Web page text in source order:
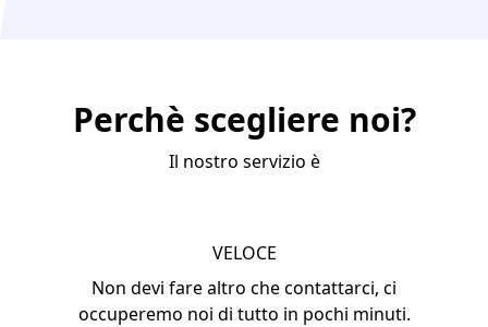
Perchè scegliere noi?
Il nostro servizio è
VELOCE
Non devi fare altro che contattarci, ci
occuperemo noi di tutto in pochi minuti.